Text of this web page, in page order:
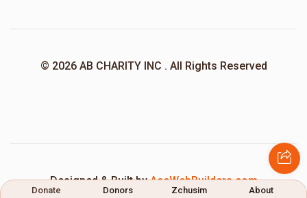
© 2026 AB CHARITY INC . All Rights Reserved
Designed & Built byAceWebBuilders.com
Donate Donors Zchusim About